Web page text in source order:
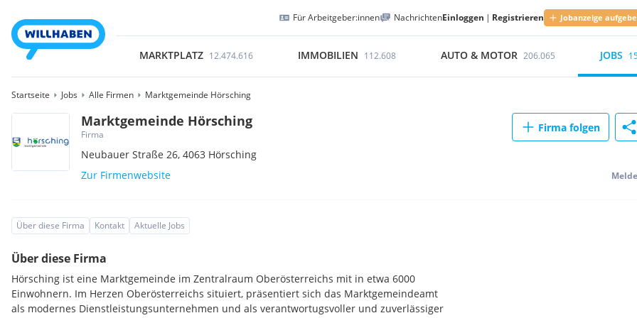
Für Arbeitgeber:innen NachrichtenEinloggen | Registrieren Jobanzeige
MARKTPLATZ 12.474.616 IMMOBILIEN 112.608 AUTO & MOTOR 206.065 JOBS
Startseite Jobs Alle Firmen Marktgemeinde Hörsching
Marktgemeinde Hörsching
Firma
Neubauer Straße 26,4063 Hörsching
Zur Firmenwebsite
Firma folgen
Über diese Firma Kontakt Aktuelle Jobs
Über diese Firma
Hörsching ist eine Marktgemeinde im Zentralraum Oberösterreichs mit in etwa 6000
Einwohnern. Im Herzen Oberösterreichs situiert, präsentiert sich das Marktgemeindeamt
als modernes Dienstleistungsunternehmen und als verantwortugsvoller und zuverlässiger